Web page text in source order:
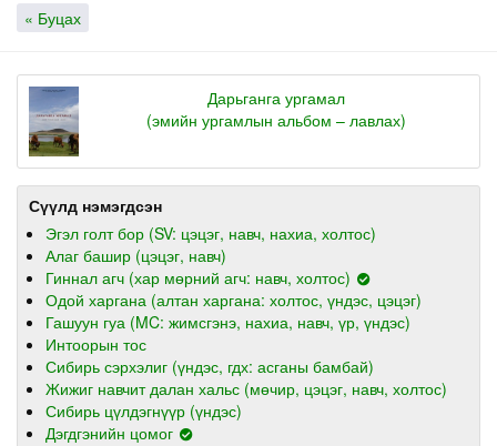
« Буцах
Дарьганга ургамал
(эмийн ургамлын альбом – лавлах)
Сүүлд нэмэгдсэн
Эгэл голт бор (SV: цэцэг, навч, нахиа, холтос)
Алаг башир (цэцэг, навч)
Гиннал агч (хар мөрний агч: навч, холтос)
Одой харгана (алтан харгана: холтос, үндэс, цэцэг)
Гашуун гуа (MC: жимсгэнэ, нахиа, навч, үр, үндэс)
Интоорын тос
Сибирь сэрхэлиг (үндэс, гдх: асганы бамбай)
Жижиг навчит далан хальс (мөчир, цэцэг, навч, холтос)
Сибирь цүлдэгнүүр (үндэс)
Дэгдгэнийн цомог